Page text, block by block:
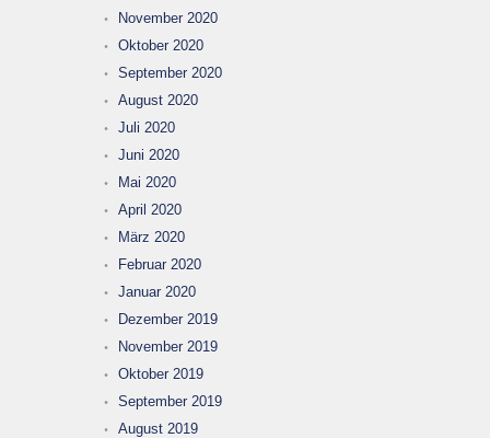
November 2020
Oktober 2020
September 2020
August 2020
Juli 2020
Juni 2020
Mai 2020
April 2020
März 2020
Februar 2020
Januar 2020
Dezember 2019
November 2019
Oktober 2019
September 2019
August 2019